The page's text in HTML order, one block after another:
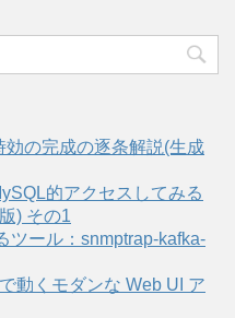
の完成の逐条解説(生成
的アクセスしてみる
) その1
ツール：snmptrap-kafka-
動くモダンな Web UI ア